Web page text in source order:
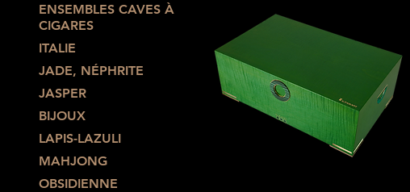
ENSEMBLES CAVES À
CIGARES
ITALIE
JADE, NÉPHRITE
JASPER
BIJOUX
LAPIS-LAZULI
MAHJONG
OBSIDIENNE